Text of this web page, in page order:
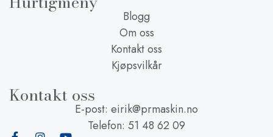
Blogg
Om oss
Kontakt oss
Kjøpsvilkår
Kontakt oss
E-post: eirik@prmaskin.no
Telefon: 51 48 62 09